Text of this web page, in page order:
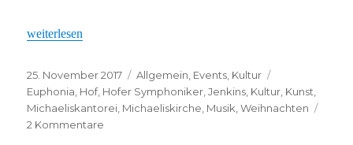
„Jetzt gilt es!“
weiterlesen
Veröffentlicht
am
25. November 2017 Kategorien
Allgemein Events Kultur
Euphonia Hof, Hofer Symphoniker ,Jenkins Kultur Kunst
Michaeliskantorei Michaeliskirche Musik ,Weihnachten
2 Kommentare